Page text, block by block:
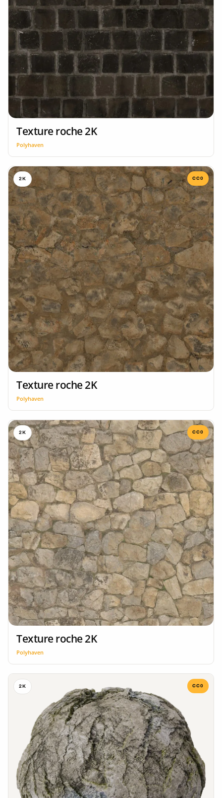
Texture roche 2K
Polyhaven
2K CC0
Texture roche 2K
Polyhaven
2K CC0
Texture roche 2K
Polyhaven
2K CC0